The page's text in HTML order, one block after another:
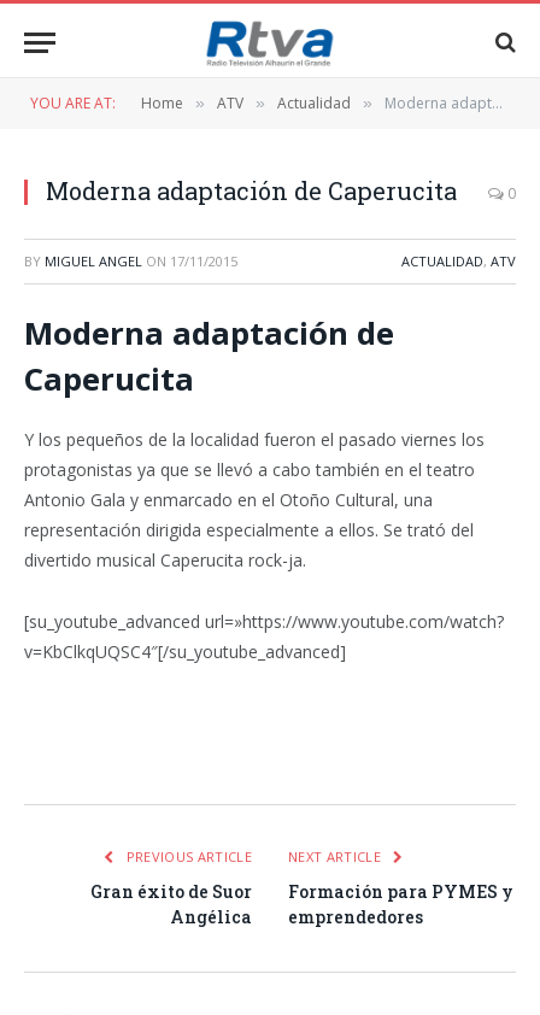
YOU ARE AT: Home » ATV » Actualidad » Moderna adaptación de Caperucita
Moderna adaptación de Caperucita 0
BY MIGUEL ANGEL ON 17/11/2015 ACTUALIDAD, ATV
Moderna adaptación de
Caperucita
Y los pequeños de la localidad fueron el pasado viernes los
protagonistas ya que se llevó a cabo también en el teatro
Antonio Gala y enmarcado en el Otoño Cultural, una
representación dirigida especialmente a ellos. Se trató del
divertido musical Caperucita rock-ja.
[su_youtube_advanced url=»https://www.youtube.com/watch?
v=KbClkqUQSC4″[/su_youtube_advanced]
PREVIOUS ARTICLE
Gran éxito de Suor
Angélica
NEXT ARTICLE
Formación para PYMES y
emprendedores